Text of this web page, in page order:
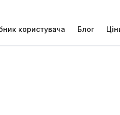
користувача Блог